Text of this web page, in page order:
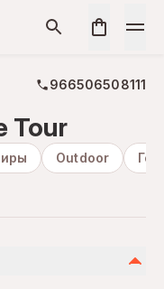
966506508111
Tour
Outdoor